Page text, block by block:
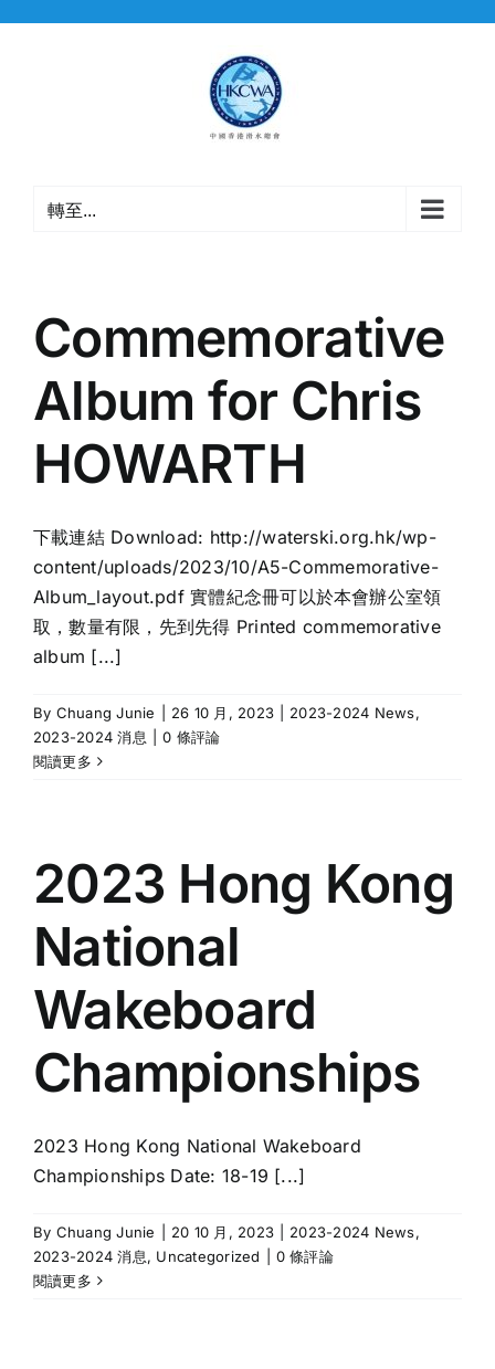
轉至...
Commemorative
Album for Chris
HOWARTH
下載連結 Download: http://waterski.org.hk/wp-
content/uploads/2023/10/A5-Commemorative-
Album_layout.pdf 實體紀念冊可以於本會辦公室領
取，數量有限，先到先得 Printed commemorative
album [...]
By Chuang Junie 26 10 月, 2023 2023-2024 News,
2023-2024 消息
0 條評論
閱讀更多
2023 Hong Kong
National
Wakeboard
Championships
2023 Hong Kong National Wakeboard
Championships Date: 18-19 [...]
By Chuang Junie 20 10 月, 2023 2023-2024 News,
2023-2024 消息, Uncategorized
0 條評論
閱讀更多